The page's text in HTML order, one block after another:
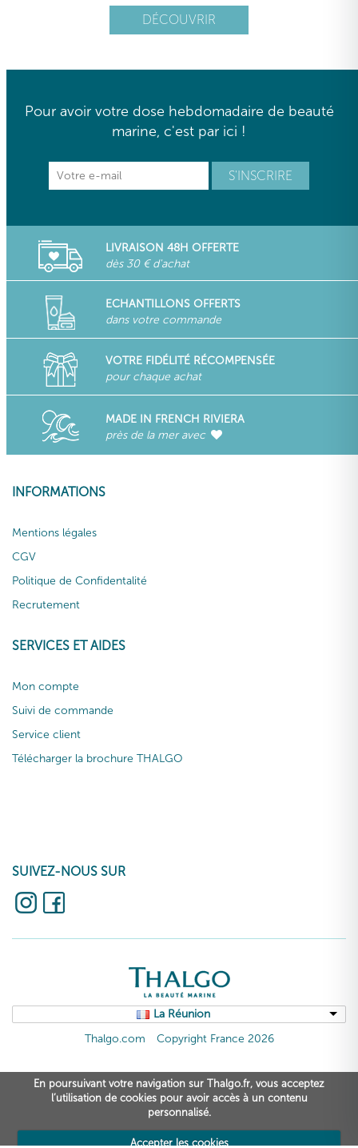
DÉCOUVRIR
Pour avoir votre dose hebdomadaire de beauté
marine, c'est par ici !
LIVRAISON 48H OFFERTE
dès 30 € d'achat
ECHANTILLONS OFFERTS
dans votre commande
VOTRE FIDÉLITÉ RÉCOMPENSÉE
pour chaque achat
MADE IN FRENCH RIVIERA
près de la mer avec
INFORMATIONS
Mentions légales
CGV
Politique de Confidentalité
Recrutement
SERVICES ET AIDES
Mon compte
Suivi de commande
Service client
Télécharger la brochure THALGO
SUIVEZ-NOUS SUR
La Réunion
Thalgo.com
Copyright France 2026
En poursuivant votre navigation sur Thalgo.fr, vous acceptez
l’utilisation de cookies pour avoir accès à un contenu
personnalisé.
Accepter les cookies